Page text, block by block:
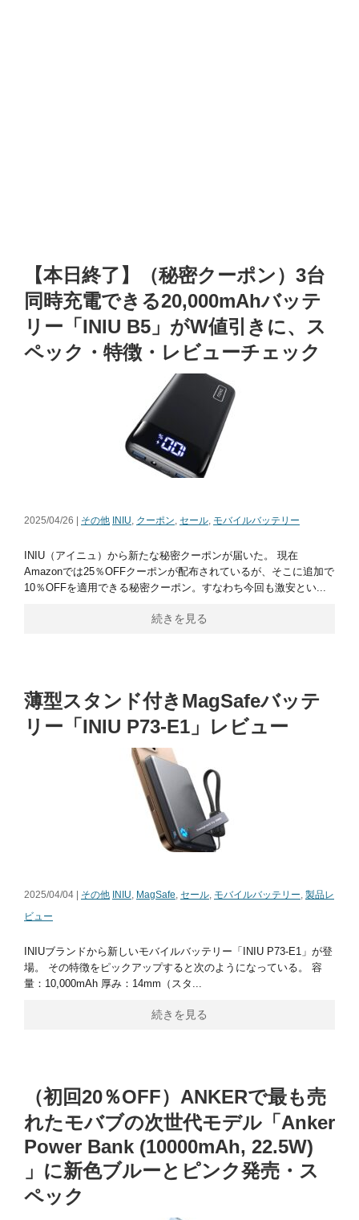
【本日終了】（秘密クーポン）3台
同時充電できる20,000mAhバッテ
リー「INIU B5」がW値引きに、ス
ペック・特徴・レビューチェック
2025/04/26 | その他 INIU, クーポン, セール, モバイルバッテリー
INIU（アイニュ）から新たな秘密クーポンが届いた。 現在
Amazonでは25％OFFクーポンが配布されているが、そこに追加で
10％OFFを適用できる秘密クーポン。すなわち今回も激安とい...
続きを見る
薄型スタンド付きMagSafeバッテ
リー「INIU P73-E1」レビュー
2025/04/04 | その他 INIU, MagSafe, セール, モバイルバッテリー, 製品レ
ビュー
INIUブランドから新しいモバイルバッテリー「INIU P73-E1」が登
場。 その特徴をピックアップすると次のようになっている。 容
量：10,000mAh 厚み：14mm（スタ...
続きを見る
（初回20％OFF）ANKERで最も売
れたモバブの次世代モデル「Anker
Power Bank (10000mAh, 22.5W)
」に新色ブルーとピンク発売・ス
ペック